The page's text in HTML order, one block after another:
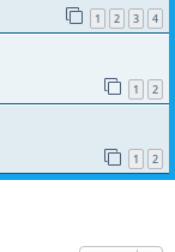
1 2 3 4
1 2
1 2